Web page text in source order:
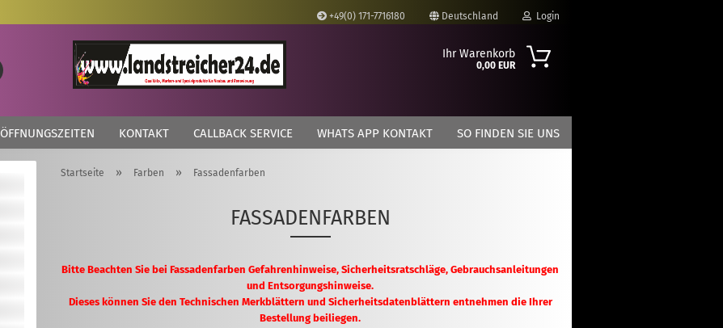
+49(0) 171-7716180 Deutschland
Lieferland
Login
Passwort
Suche...
Ihr Warenkorb
0,00 EUR
ÖFFNUNGSZEITEN KONTAKT CALLBACK SERVICE WHATS APP KONTAKT SO FINDEN SIE UNS
Startseite » Farben » Fassadenfarben
FASSADENFARBEN
Bitte Beachten Sie bei Fassadenfarben Gefahrenhinweise, Sicherheitsratschläge, Gebrauchsanleitungen
und Entsorgungshinweise.
Dieses können Sie den Technischen Merkblättern und Sicherheitsdatenblättern entnehmen die Ihrer
Bestellung beiliegen.